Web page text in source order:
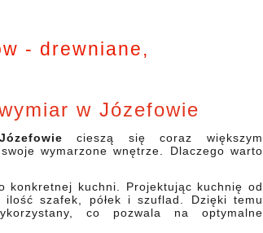
- drewniane,
w Józefowie
cieszą się coraz większym
wymarzone wnętrze. Dlaczego warto
konkretnej kuchni. Projektując kuchnię od
ilość szafek, półek i szuflad. Dzięki temu
co pozwala na optymalne